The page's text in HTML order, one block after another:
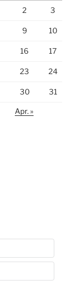
2 3
9 10
16 17
23 24
30 31
Apr. »